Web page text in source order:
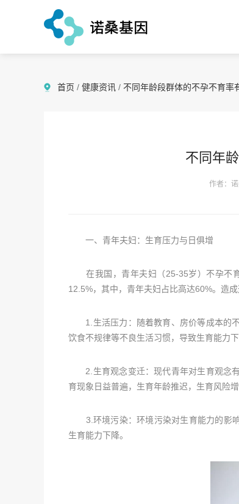
首页 / 健康资讯 / 不同年龄段群体的不孕不育率
不同年
作者：
一、青年夫妇：生育压力与日俱增
在我国，青年夫妇（25-35岁）不孕不育
12.5%，其中，青年夫妇占比高达60%。造
1.生活压力：随着教育、房价等成本的不
饮食不规律等不良生活习惯，导致生育能力下
2.生育观念变迁：现代青年对生育观念有
育现象日益普遍，生育年龄推迟，生育风险增
3.环境污染：环境污染对生育能力的影响
生育能力下降。